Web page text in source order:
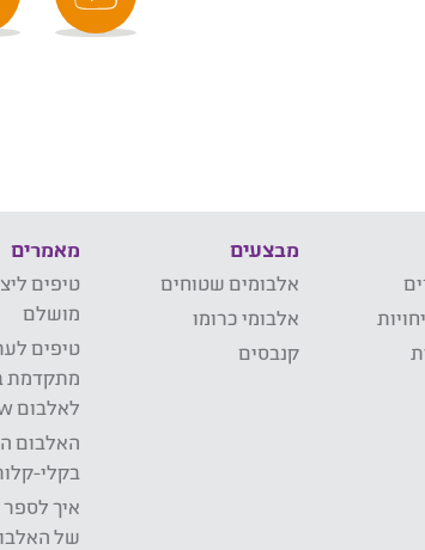
מבצעים
אלבומים שטוחים
אלבומי כרומו
קנבסים
מאמרים
טיפים
מושלם
טיפים
מתקדמת
לאלבום wow
האלבום
בקלי-
איך
של